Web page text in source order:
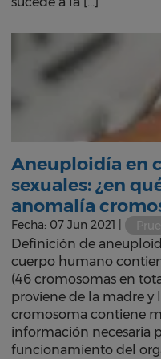
Aneuploidía en
sexuales: ¿en
anomalía
Fecha: 07 Jun 2021 |
Definición de
cuerpo humano
(46 cromosomas en
proviene de la madre y
cromosoma contiene
información necesaria
funcionamiento del